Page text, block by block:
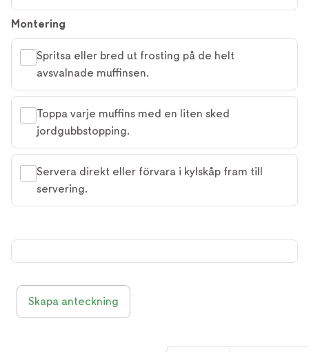
Montering
Spritsa eller bred ut frosting på de helt
avsvalnade muffinsen.
Toppa varje muffins med en liten sked
jordgubbstopping.
Servera direkt eller förvara i kylskåp fram till
servering.
Skapa anteckning